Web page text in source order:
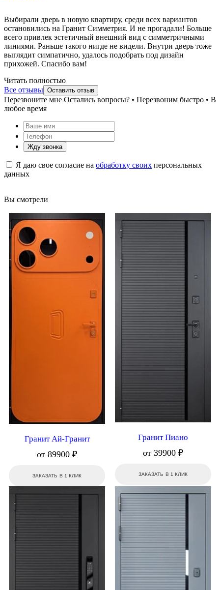
Выбирали дверь в новую квартиру, среди всех вариантов
остановились на Гранит Симметрия. И не прогадали! Больше
всего привлек эстетичный внешний вид с симметричными
линиями. Раньше такого нигде не видели. Внутри дверь тоже
выглядит симпатично, удалось подобрать под дизайн
прихожей. Спасибо вам!
Читать полностью
Все отзывы Оставить отзыв
Перезвоните мне Остались вопросы? • Перезвоним быстро • В
любое время
Жду звонка
Я даю свое согласие на обработку своих персональных
данных
Вы смотрели
Гранит Ай-Гранит
от 89900 ₽
ЗАКАЗАТЬ В 1 КЛИК
Гранит Пиано
от 39900 ₽
ЗАКАЗАТЬ В 1 КЛИК